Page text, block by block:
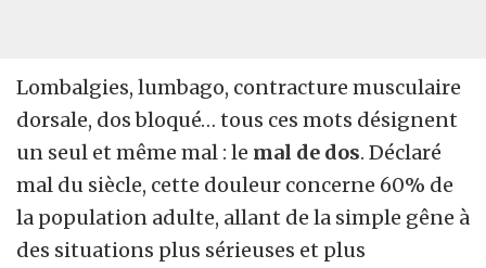
Lombalgies, lumbago, contracture musculaire
dorsale, dos bloqué… tous ces mots désignent
un seul et même mal : le mal de dos. Déclaré
mal du siècle, cette douleur concerne 60% de
la population adulte, allant de la simple gêne à
des situations plus sérieuses et plus